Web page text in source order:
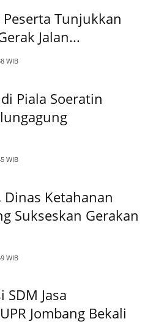
Tunjukkan
Jalan...
WIB
Piala Soeratin
WIB
Dinas Ketahanan
Sukseskan Gerakan
WIB
Jasa
Jombang Bekali